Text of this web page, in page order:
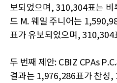
보되었으며, 310,304표는 비
드 M. 웨일 주니어는
표가 유보되었으며, 310,304
두 번째 제안: CBIZ CPAs
결과는 1,976,286표가 찬성,